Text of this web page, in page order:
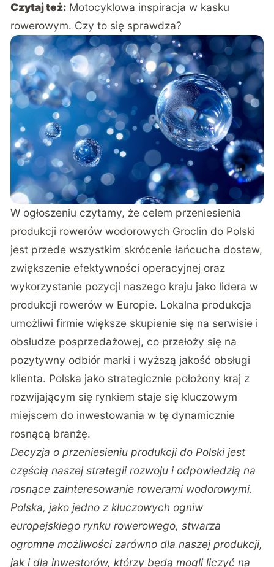
Czytaj też: Motocyklowa inspiracja w kasku
rowerowym. Czy to się sprawdza?
W ogłoszeniu czytamy, że celem przeniesienia
produkcji rowerów wodorowych Groclin do Polski
jest przede wszystkim skrócenie łańcucha dostaw,
zwiększenie efektywności operacyjnej oraz
wykorzystanie pozycji naszego kraju jako lidera w
produkcji rowerów w Europie. Lokalna produkcja
umożliwi firmie większe skupienie się na serwisie i
obsłudze posprzedażowej, co przełoży się na
pozytywny odbiór marki i wyższą jakość obsługi
klienta. Polska jako strategicznie położony kraj z
rozwijającym się rynkiem staje się kluczowym
miejscem do inwestowania w tę dynamicznie
rosnącą branżę.
Decyzja o przeniesieniu produkcji do Polski jest
częścią naszej strategii rozwoju i odpowiedzią na
rosnące zainteresowanie rowerami wodorowymi.
Polska, jako jedno z kluczowych ogniw
europejskiego rynku rowerowego, stwarza
ogromne możliwości zarówno dla naszej produkcji,
jak i dla inwestorów, którzy będą mogli liczyć na